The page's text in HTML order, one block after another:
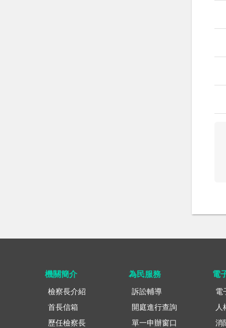
機關簡介
檢察長介紹
首長信箱
歷任檢察長
為民服務
訴訟輔導
開庭進行查詢
單一申辦窗口
電
電
人
消